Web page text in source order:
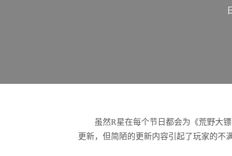
虽然R星在每个节日都会为《荒野大镖
更新，但简陋的更新内容引起了玩家的不